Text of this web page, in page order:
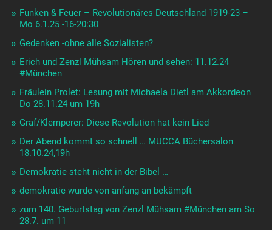
Funken & Feuer – Revolutionäres Deutschland 1919-23 –
Mo 6.1.25 -16-20:30
Gedenken -ohne alle Sozialisten?
Erich und Zenzl Mühsam Hören und sehen: 11.12.24
#München
Fräulein Prolet: Lesung mit Michaela Dietl am Akkordeon
Do 28.11.24 um 19h
Graf/Klemperer: Diese Revolution hat kein Lied
Der Abend kommt so schnell … MUCCA Büchersalon
18.10.24,19h
Demokratie steht nicht in der Bibel …
demokratie wurde von anfang an bekämpft
zum 140. Geburtstag von Zenzl Mühsam #München am So
28.7. um 11